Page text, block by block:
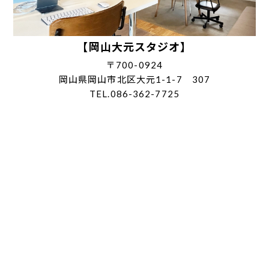
【岡山大元スタジオ】
〒700-0924
岡山県岡山市北区大元1-1-7 307
TEL.086-362-7725